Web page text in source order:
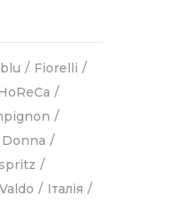
Fiorelli
Valdo
Італія